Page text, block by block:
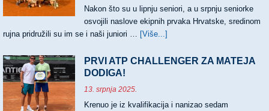
Nakon što su u lipnju seniori, a u srpnju seniorke
osvojili naslove ekipnih prvaka Hrvatske, sredinom
rujna pridružili su im se i naši juniori … [Više...]
PRVACI,
PRVI ATP CHALLENGER ZA MATEJA
DODIGA!
13. srpnja 2025.
Krenuo je iz kvalifikacija i nanizao sedam